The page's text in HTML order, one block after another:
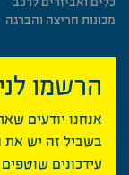
מכונות חריצה והברגה
הרשמו
אנחנו יודעים
בשביל זה יש את
עידכונים